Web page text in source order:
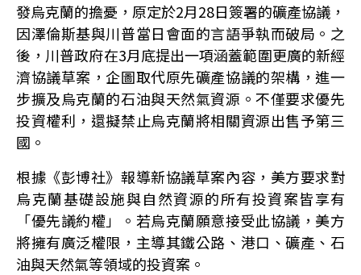
發烏克蘭的擔憂，原定於2月28日簽署的礦產協議，
因澤倫斯基與川普當日會面的言語爭執而破局。之
後，川普政府在3月底提出一項涵蓋範圍更廣的新經
濟協議草案，企圖取代原先礦產協議的架構，進一
步擴及烏克蘭的石油與天然氣資源。不僅要求優先
投資權利，還擬禁止烏克蘭將相關資源出售予第三
國。
根據《彭博社》報導新協議草案內容，美方要求對
烏克蘭基礎設施與自然資源的所有投資案皆享有
「優先議約權」。若烏克蘭願意接受此協議，美方
將擁有廣泛權限，主導其鐵公路、港口、礦產、石
油與天然氣等領域的投資案。